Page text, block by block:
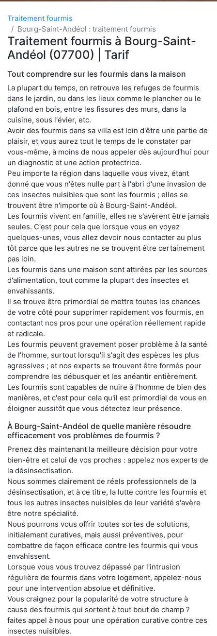
Traitement fourmis
Bourg-Saint-Andéol : traitement fourmis
Traitement fourmis à Bourg-Saint-
Andéol (07700) | Tarif
Tout comprendre sur les fourmis dans la maison
La plupart du temps, on retrouve les refuges de fourmis
dans le jardin, ou dans les lieux comme le plancher ou le
plafond en bois, entre les fissures des murs, dans la
cuisine, sous l'évier, etc.
Avoir des fourmis dans sa villa est loin d'être une partie de
plaisir, et vous aurez tout le temps de le constater par
vous-même, à moins de nous appeler dès aujourd'hui pour
un diagnostic et une action protectrice.
Peu importe la région dans laquelle vous vivez, étant
donné que vous n'êtes nulle part à l'abri d'une invasion de
ces insectes nuisibles que sont les fourmis ; elles se
trouvent être n'importe où à Bourg-Saint-Andéol.
Les fourmis vivent en famille, elles ne s'avèrent être jamais
seules. C'est pour cela que lorsque vous en voyez
quelques-unes, vous allez devoir nous contacter au plus
tôt parce que les autres ne se trouvent être certainement
pas loin.
Les fourmis dans une maison sont attirées par les sources
d'alimentation, tout comme la plupart des insectes et
envahissants.
Il se trouve être primordial de mettre toutes les chances
de votre côté pour supprimer rapidement vos fourmis, en
contactant nos pros pour une opération réellement rapide
et radicale.
Les fourmis peuvent gravement poser problème à la santé
de l'homme, surtout lorsqu'il s'agit des espèces les plus
agressives ; et nos experts se trouvent être formés pour
comprendre les débusquer et les anéantir entièrement.
Les fourmis sont capables de nuire à l'homme de bien des
manières, et c'est pour cela qu'il est primordial de vous en
éloigner aussitôt que vous détectez leur présence.
À Bourg-Saint-Andéol de quelle manière résoudre
efficacement vos problèmes de fourmis ?
Prenez dès maintenant la meilleure décision pour votre
bien-être et celui de vos proches : appelez nos experts de
la désinsectisation.
Nous sommes clairement de réels professionnels de la
désinsectisation, et à ce titre, la lutte contre les fourmis et
tous les autres insectes nuisibles de leur variété s'avère
être notre spécialité.
Nous pourrons vous offrir toutes sortes de solutions,
initialement curatives, mais aussi préventives, pour
combattre de façon efficace contre les fourmis qui vous
envahissent.
Lorsque vous vous trouvez dépassé par l'intrusion
régulière de fourmis dans votre logement, appelez-nous
pour une intervention absolue et définitive.
Vous craignez pour la popularité de votre structure à
cause des fourmis qui sortent à tout bout de champ ?
faites appel à nous pour une opération curative contre ces
insectes nuisibles.